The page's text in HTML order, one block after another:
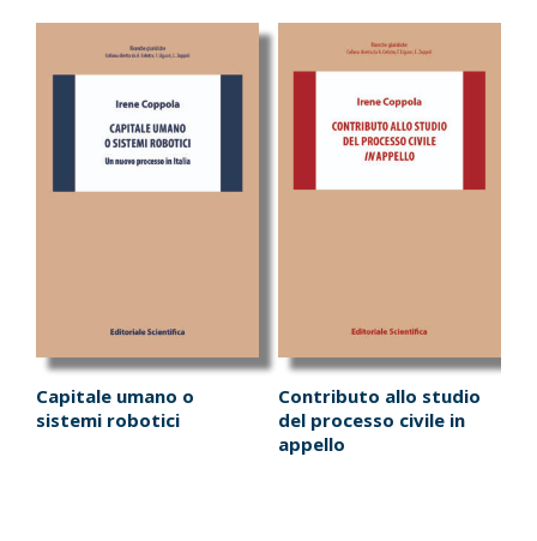
Capitale umano o
sistemi robotici
Contributo allo studio
del processo civile in
appello